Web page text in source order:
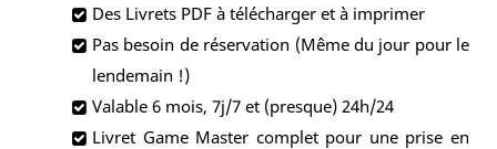
Des Livrets PDF à télécharger et à imprimer
Pas besoin de réservation (Même du jour pour le
lendemain !)
Valable 6 mois, 7j/7 et (presque) 24h/24
Livret Game Master complet pour une prise en